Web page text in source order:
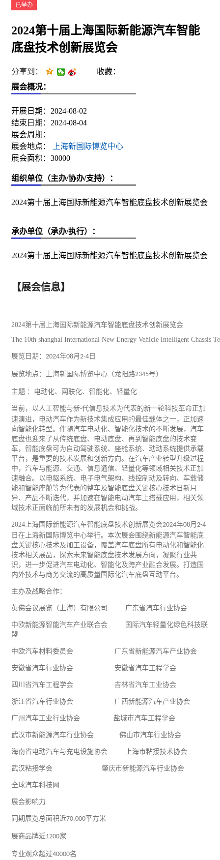
已举办
2024第十届上海国际新能源汽车智能
底盘技术创新展览会
分享到：
收藏：
展会概况：
开展日期：2024-08-02
结束日期：2024-08-04
展会周期：
展会地点：
上海新国际博览中心
展会面积：30000
组织单位（主办/协办/支持）：
2024第十届上海国际新能源汽车智能底盘技术创新展览会
承办单位（承办/执行）：
2024第十届上海国际新能源汽车智能底盘技术创新展览会
【展会信息】
2024第十届上海国际新能源汽车智能底盘技术创新展览会
The 10th shanghai International New Energy Vehicle Intelligent Chassis
展览日期： 2024年08月 2-4 日
展览地点：上海新国际博览中心（龙阳路2345号）
主题 ：电动化、网联化、智能化、轻量化
当前，以人工智能与新-代信息技术为代表的新一轮科技革命正加
速演进，电动汽车作为新技术集成应用的最佳载体之一，正加速
向智能化转型。伴随汽车电动化、智能化技术的不断发展，汽车
底盘也迎来了从传统底盘、电动底盘、再到智能底盘的技术变
革，智能底盘可为自动驾驶系统、座舱系统、动动系统提供承载
平台，是重要的技术发展和创新方向。在汽车产业转型升级过程
中，汽车与能源、 交通、信息通信、轻量化等领域相关技术正加
速融合。以电驱系统、
电子 电气架构、线控制动及转向、车载储
能和智能座舱等为代表的整车及智能底盘关键核心技术日新月
异、产品不断迭代，并加速在智能电动汽车上搭载应用，相关领
域技术正面临前所未有的发展机会和挑战。
2024 上海国际新能源汽车智能底盘技术创新展览会2024年08月 2-4
日在上海新国际博览中心举行。本次展会围绕新能源汽车智能底
盘关键核心技术及加工设备，覆盖汽车底盘所有电动化和智能化
技术相关展品，探索未来智能底盘技术发展方向，凝聚行业共
识，进一步促进汽车电动化、智能化及跨产业融合发展。打造国
内外技术与商务交流的高质量国际化汽车底盘互动平台。
主办及战略合作：
英佛会议展览（上海）有限公司 广东省汽车行业协会
中欧新能源智能汽车产业联合会
国际汽车轻量化绿色科技联
盟
中欧汽车材料委员会 广东省新能源汽车产业协会
安徽省汽车行业协会 安徽省汽车工程学会
四川省汽车工程学会 吉林省汽车工业协会
浙江省汽车行业协会 广西新能源汽车产业协会
广州汽车工业行业协会 盐城市汽车工程学会
武汉市新能源汽车行业协会 佛山市汽车行业协会
海南省电动汽车与充电设施协会 上海市粘接技术协会
武汉粘接学会 肇庆市新能源汽车行业协会
全球汽车科技网
展会影响力
同期展览总面积近70,000平方米
展商品牌近1200家
专业观众超过40000名